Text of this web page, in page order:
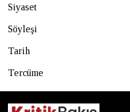
Siyaset
Söyleşi
Tarih
Tercüme